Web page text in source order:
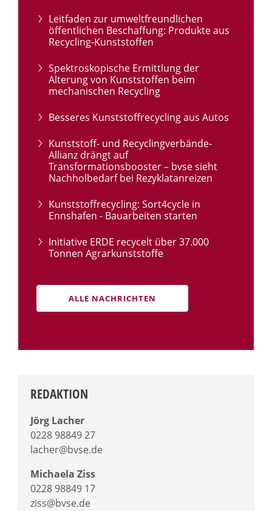
Leitfaden zur umweltfreundlichen
öffentlichen Beschaffung: Produkte aus
Recycling-Kunststoffen
Spektroskopische Ermittlung der
Alterung von Kunststoffen beim
mechanischen Recycling
Besseres Kunststoffrecycling aus Autos
Kunststoff- und Recyclingverbände-
Allianz drängt auf
Transformationsbooster – bvse sieht
Nachholbedarf bei Rezyklatanreizen
Kunststoffrecycling: Sort4cycle in
Ennshafen - Bauarbeiten starten
Initiative ERDE recycelt über 37.000
Tonnen Agrarkunststoffe
ALLE NACHRICHTEN
REDAKTION
Jörg Lacher
0228 98849 27
lacher@bvse.de
Michaela Ziss
0228 98849 17
ziss@bvse.de